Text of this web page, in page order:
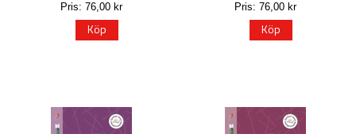
Pris: 76,00 kr
Köp
Pris: 76,00 kr
Köp